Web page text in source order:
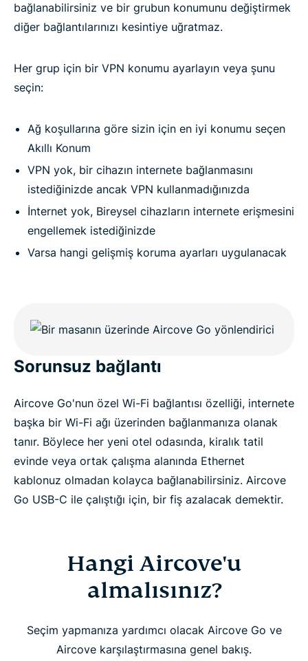
bağlanabilirsiniz ve bir grubun konumunu değiştirmek
diğer bağlantılarınızı kesintiye uğratmaz.
Her grup için bir VPN konumu ayarlayın veya şunu
seçin:
Ağ koşullarına göre sizin için en iyi konumu seçen
Akıllı Konum
VPN yok, bir cihazın internete bağlanmasını
istediğinizde ancak VPN kullanmadığınızda
İnternet yok, Bireysel cihazların internete erişmesini
engellemek istediğinizde
Varsa hangi gelişmiş koruma ayarları uygulanacak
Sorunsuz bağlantı
Aircove Go'nun özel Wi-Fi bağlantısı özelliği, internete
başka bir Wi-Fi ağı üzerinden bağlanmanıza olanak
tanır. Böylece her yeni otel odasında, kiralık tatil
evinde veya ortak çalışma alanında Ethernet
kablonuz olmadan kolayca bağlanabilirsiniz. Aircove
Go USB-C ile çalıştığı için, bir fiş azalacak demektir.
Hangi Aircove'u
almalısınız?
Seçim yapmanıza yardımcı olacak Aircove Go ve
Aircove karşılaştırmasına genel bakış.